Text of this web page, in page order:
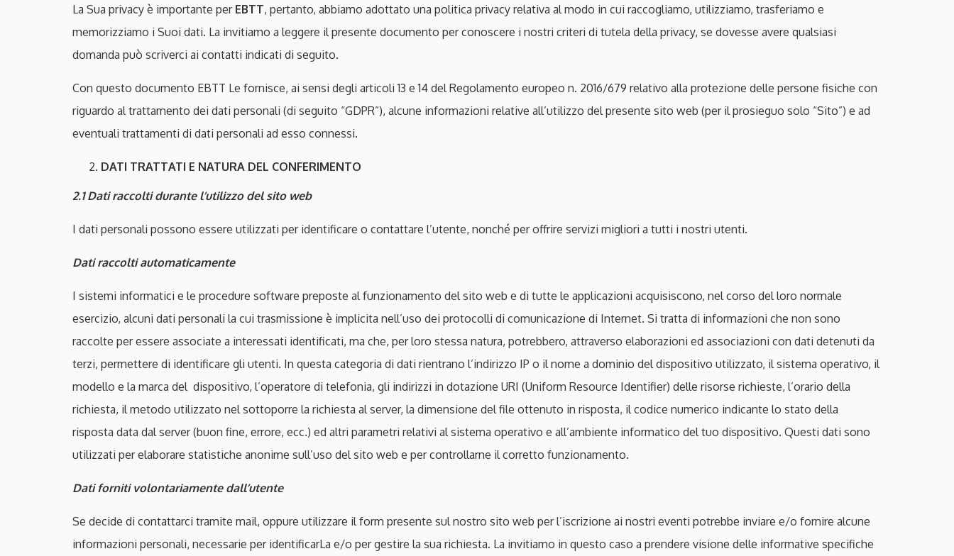
La Sua privacy è importante per EBTT, pertanto, abbiamo adottato una politica privacy relativa al modo in cui raccogliamo, utilizziamo, trasferiamo e
memorizziamo i Suoi dati. La invitiamo a leggere il presente documento per conoscere i nostri criteri di tutela della privacy, se dovesse avere qualsiasi
domanda può scriverci ai contatti indicati di seguito.
Con questo documento EBTT Le fornisce, ai sensi degli articoli 13 e 14 del Regolamento europeo n. 2016/679 relativo alla protezione delle persone fisiche con
riguardo al trattamento dei dati personali (di seguito “GDPR”), alcune informazioni relative all’utilizzo del presente sito web (per il prosieguo solo “Sito”) e ad
eventuali trattamenti di dati personali ad esso connessi.
DATI TRATTATI E NATURA DEL CONFERIMENTO
2.1 Dati raccolti durante l’utilizzo del sito web
I dati personali possono essere utilizzati per identificare o contattare l’utente, nonché per offrire servizi migliori a tutti i nostri utenti.
Dati raccolti automaticamente
I sistemi informatici e le procedure software preposte al funzionamento del sito web e di tutte le applicazioni acquisiscono, nel corso del loro normale
esercizio, alcuni dati personali la cui trasmissione è implicita nell’uso dei protocolli di comunicazione di Internet. Si tratta di informazioni che non sono
raccolte per essere associate a interessati identificati, ma che, per loro stessa natura, potrebbero, attraverso elaborazioni ed associazioni con dati detenuti da
terzi, permettere di identificare gli utenti. In questa categoria di dati rientrano l’indirizzo IP o il nome a dominio del dispositivo utilizzato, il sistema operativo, il
modello e la marca del dispositivo, l’operatore di telefonia, gli indirizzi in dotazione URI (Uniform Resource Identifier) delle risorse richieste, l’orario della
richiesta, il metodo utilizzato nel sottoporre la richiesta al server, la dimensione del file ottenuto in risposta, il codice numerico indicante lo stato della
risposta data dal server (buon fine, errore, ecc.) ed altri parametri relativi al sistema operativo e all’ambiente informatico del tuo dispositivo. Questi dati sono
utilizzati per elaborare statistiche anonime sull’uso del sito web e per controllarne il corretto funzionamento.
Dati forniti volontariamente dall’utente
Se decide di contattarci tramite mail, oppure utilizzare il form presente sul nostro sito web per l’iscrizione ai nostri eventi potrebbe inviare e/o fornire alcune
informazioni personali, necessarie per identificarLa e/o per gestire la sua richiesta. La invitiamo in questo caso a prendere visione delle informative specifiche